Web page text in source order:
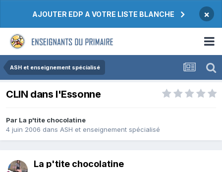
AJOUTER EDP A VOTRE LISTE BLANCHE ×
ASH et enseignement spécialisé
CLIN dans l'Essonne
Par La p'tite chocolatine
4 juin 2006 dans ASH et enseignement spécialisé
La p'tite chocolatine